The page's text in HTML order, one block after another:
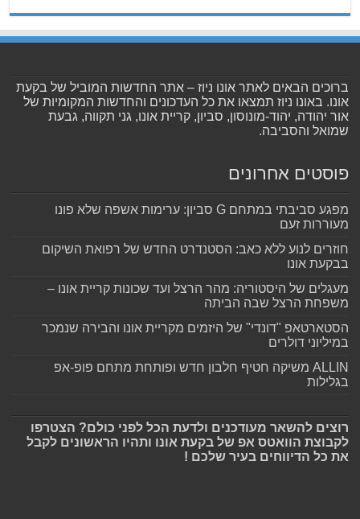
ברוכים הבאים לאתר אונו ניוז – אתר החדשות המוביל של בקעת
אונו. באונו ניוז תמצאו את כל העדכונים והחדשות המקומיות של
אור יהודה, יהוד-מונוסון, סביון, קריית אונו, גני תקווה, גבעת
שמואל והסביבה.
פוסטים אחרונים
מפגע סביבתי במתחם G סביון: ערימות אשפה שלא פונו
מעוררות זעם
חוזרים לנוע ללא כאב: הסטנדרט החדש של רפואת השיקום
בבקעת אונו
מעגלים של היסטוריה: מהר הרצל ועד שכונות קריית אונו –
משפחת הרצל שבה הביתה
הסטארטאפ "דונדי" של היזמים מקריית אונו והבירה שנמכר
במיליוני דולרים
ALLIN משיקה חטיף חלבון חדש ופותחת מתחם פופ-אפ
בגלילות
רוצים להשאר מעודכנים ולדעת הכל לפני כולם? הצטרפו
לקבוצת הוואטס אפ של בקעת אונו ותהיו הראשונים לקבל
את כל הדיווחים בעיר שלכם !